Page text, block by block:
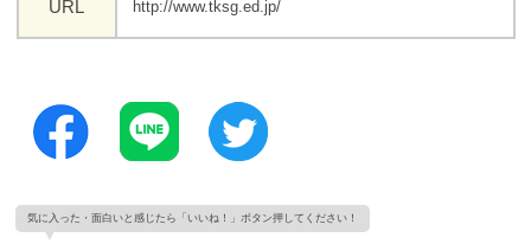
URL http://www.tksg.ed.jp/